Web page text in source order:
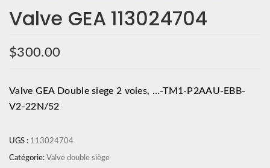
Valve GEA 113024704
$300.00
Valve GEA Double siege 2 voies, …-TM1-P2AAU-EBB-
V2-22N/52
UGS : 113024704
Catégorie: Valve double siège